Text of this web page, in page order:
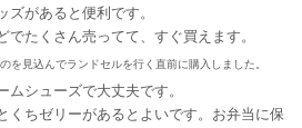
ズがあると便利です。
でたくさん売ってて、すぐ買えます。
を見込んでランドセルを行く直前に購入しました。
シューズで大丈夫です。
ちゼリーがあるとよいです。お弁当に保